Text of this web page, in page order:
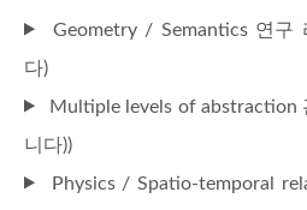
Geometry / Semantics 연구
다)
Multiple levels of abstraction
니다))
Physics / Spatio-temporal